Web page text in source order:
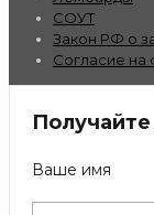
СОУТ
Закон РФ о
Согласие на
Ваше имя